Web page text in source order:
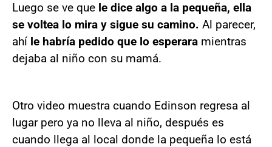
Luego se ve que le dice algo a la pequeña, ella
se voltea lo mira y sigue su camino. Al parecer,
ahí le habría pedido que lo esperara mientras
dejaba al niño con su mamá.
Otro video muestra cuando Edinson regresa al
lugar pero ya no lleva al niño, después es
cuando llega al local donde la pequeña lo está